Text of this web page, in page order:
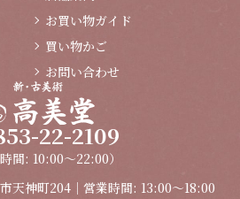
お買い物ガイド
買い物かご
お問い合わせ
22-2109
時間: 10:00～22:00）
天神町204｜営業時間: 13:00～18:00